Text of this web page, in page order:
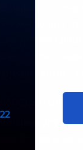
в
зрения
тело или
–
врагов